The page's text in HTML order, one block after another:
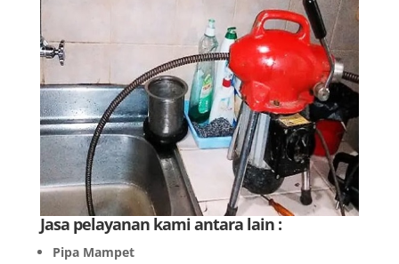
Jasa pelayanan kami antara lain :
Pipa Mampet